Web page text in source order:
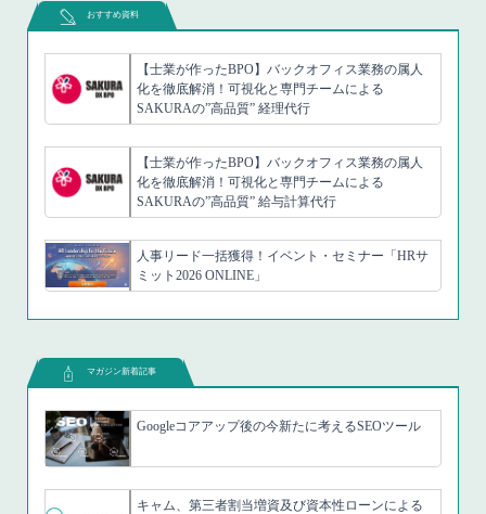
おすすめ資料
【士業が作ったBPO】バックオフィス業務の属人
化を徹底解消！可視化と専門チームによる
SAKURAの”高品質” 経理代行
【士業が作ったBPO】バックオフィス業務の属人
化を徹底解消！可視化と専門チームによる
SAKURAの”高品質” 給与計算代行
人事リード一括獲得！イベント・セミナー「HRサ
ミット2026 ONLINE」
マガジン新着記事
Googleコアアップ後の今新たに考えるSEOツール
キャム、第三者割当増資及び資本性ローンによる